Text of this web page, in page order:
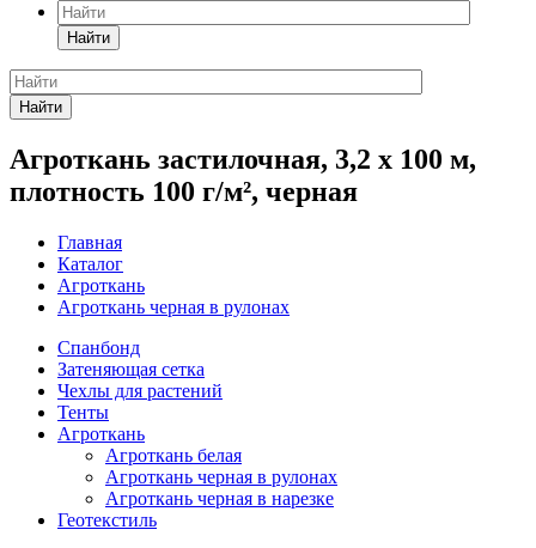
Найти
Найти
Агроткань застилочная, 3,2 х 100 м,
плотность 100 г/м², черная
Главная
Каталог
Агроткань
Агроткань черная в рулонах
Спанбонд
Затеняющая сетка
Чехлы для растений
Тенты
Агроткань
Агроткань белая
Агроткань черная в рулонах
Агроткань черная в нарезке
Геотекстиль